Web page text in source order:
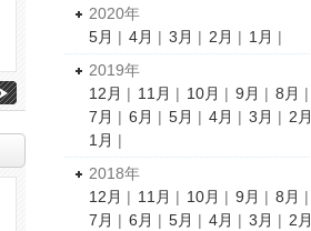
2020年
5月 | 4月 | 3月 | 2月 | 1月 |
2019年
12月 | 11月 | 10月 | 9月 | 8月 |
7月 | 6月 | 5月 | 4月 | 3月 | 2月
1月 |
2018年
12月 | 11月 | 10月 | 9月 | 8月 |
7月 | 6月 | 5月 | 4月 | 3月 | 2月